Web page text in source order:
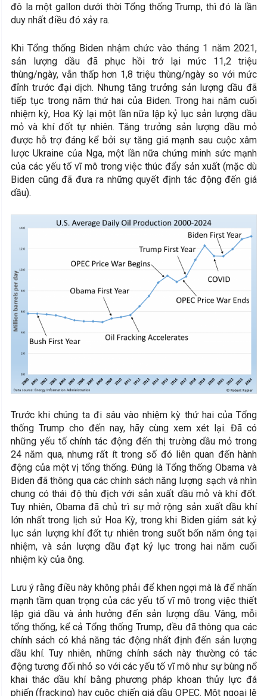
đô la một gallon dưới thời Tổng thống Trump, thì đó là lần
duy nhất điều đó xảy ra.
Khi Tổng thống Biden nhậm chức vào tháng 1 năm 2021,
sản lượng dầu đã phục hồi trở lại mức 11,2 triệu
thùng/ngày, vẫn thấp hơn 1,8 triệu thùng/ngày so với mức
đỉnh trước đại dịch. Nhưng tăng trưởng sản lượng dầu đã
tiếp tục trong năm thứ hai của Biden. Trong hai năm cuối
nhiệm kỳ, Hoa Kỳ lại một lần nữa lập kỷ lục sản lượng dầu
mỏ và khí đốt tự nhiên. Tăng trưởng sản lượng dầu mỏ
được hỗ trợ đáng kể bởi sự tăng giá mạnh sau cuộc xâm
lược Ukraine của Nga, một lần nữa chứng minh sức mạnh
của các yếu tố vĩ mô trong việc thúc đẩy sản xuất (mặc dù
Biden cũng đã đưa ra những quyết định tác động đến giá
dầu).
Trước khi chúng ta đi sâu vào nhiệm kỳ thứ hai của Tổng
thống Trump cho đến nay, hãy cùng xem xét lại. Đã có
những yếu tố chính tác động đến thị trường dầu mỏ trong
24 năm qua, nhưng rất ít trong số đó liên quan đến hành
động của một vị tổng thống. Đúng là Tổng thống Obama và
Biden đã thông qua các chính sách năng lượng sạch và nhìn
chung có thái độ thù địch với sản xuất dầu mỏ và khí đốt.
Tuy nhiên, Obama đã chủ trì sự mở rộng sản xuất dầu khí
lớn nhất trong lịch sử Hoa Kỳ, trong khi Biden giám sát kỷ
lục sản lượng khí đốt tự nhiên trong suốt bốn năm ông tại
nhiệm, và sản lượng dầu đạt kỷ lục trong hai năm cuối
nhiệm kỳ của ông.
Lưu ý rằng điều này không phải để khen ngợi mà là để nhấn
mạnh tầm quan trọng của các yếu tố vĩ mô trong việc thiết
lập giá dầu và ảnh hưởng đến sản lượng dầu. Vâng, mỗi
tổng thống, kể cả Tổng thống Trump, đều đã thông qua các
chính sách có khả năng tác động nhất định đến sản lượng
dầu khí. Tuy nhiên, những chính sách này thường có tác
động tương đối nhỏ so với các yếu tố vĩ mô như sự bùng nổ
khai thác dầu khí bằng phương pháp khoan thủy lực đá
phiến (fracking) hay cuộc chiến giá dầu OPEC. Một ngoại lệ